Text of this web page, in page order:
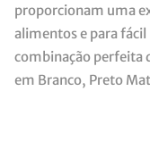
proporcionam uma
alimentos e para
combinação perfeita
em Branco, Preto